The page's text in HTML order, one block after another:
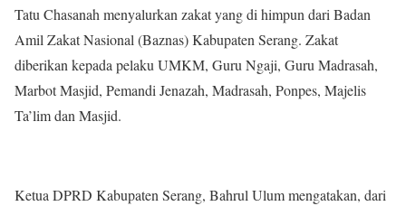
Tatu Chasanah menyalurkan zakat yang di himpun dari Badan
Amil Zakat Nasional (Baznas) Kabupaten Serang. Zakat
diberikan kepada pelaku UMKM, Guru Ngaji, Guru Madrasah,
Marbot Masjid, Pemandi Jenazah, Madrasah, Ponpes, Majelis
Ta’lim dan Masjid.
Ketua DPRD Kabupaten Serang, Bahrul Ulum mengatakan, dari